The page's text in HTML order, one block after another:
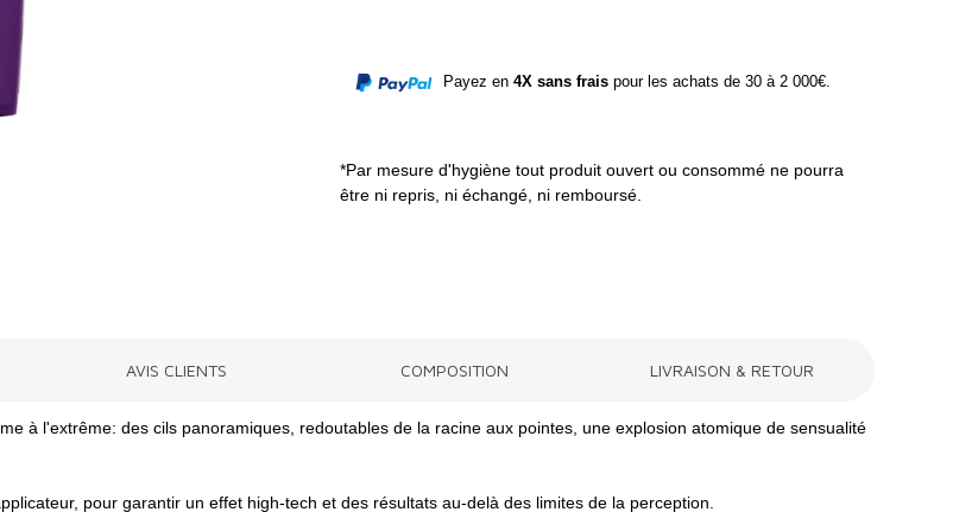
Payez en4X sans frais pour les achats de 30 à 2 000€.
*Par mesure d'hygiène tout produit ouvert ou consommé ne pourra
être ni repris, ni échangé, ni remboursé.
AVIS CLIENTS COMPOSITION LIVRAISON & RETOUR
à l'extrême: des cils panoramiques, redoutables de la racine aux pointes, une explosion atomique de sensualité
pour garantir un effet high-tech et des résultats au-delà des limites de la perception.